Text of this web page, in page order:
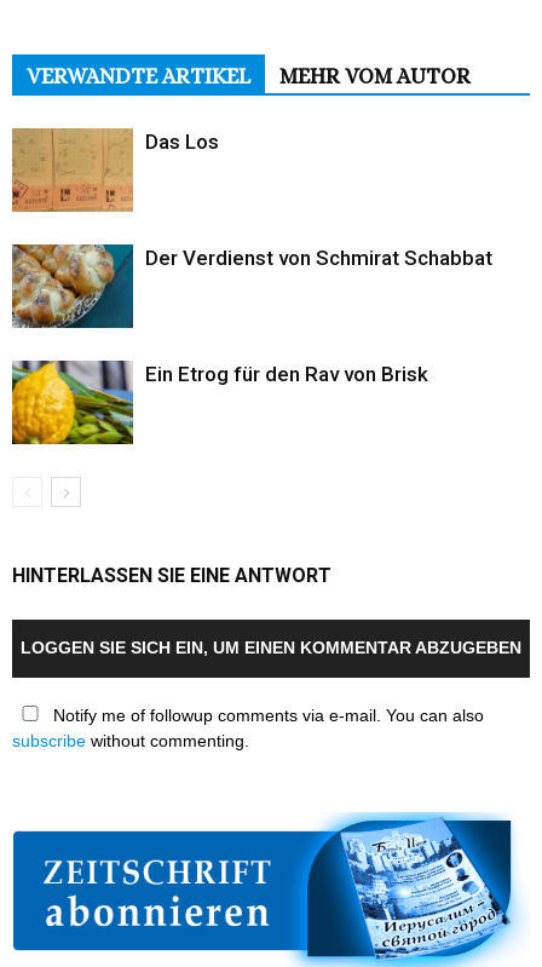
VERWANDTE ARTIKEL MEHR VOM AUTOR
Das Los
Der Verdienst von Schmirat Schabbat
Ein Etrog für den Rav von Brisk
HINTERLASSEN SIE EINE ANTWORT
LOGGEN SIE SICH EIN, UM EINEN KOMMENTAR ABZUGEBEN
Notify me of followup comments via e-mail. You can also
subscribe without commenting.